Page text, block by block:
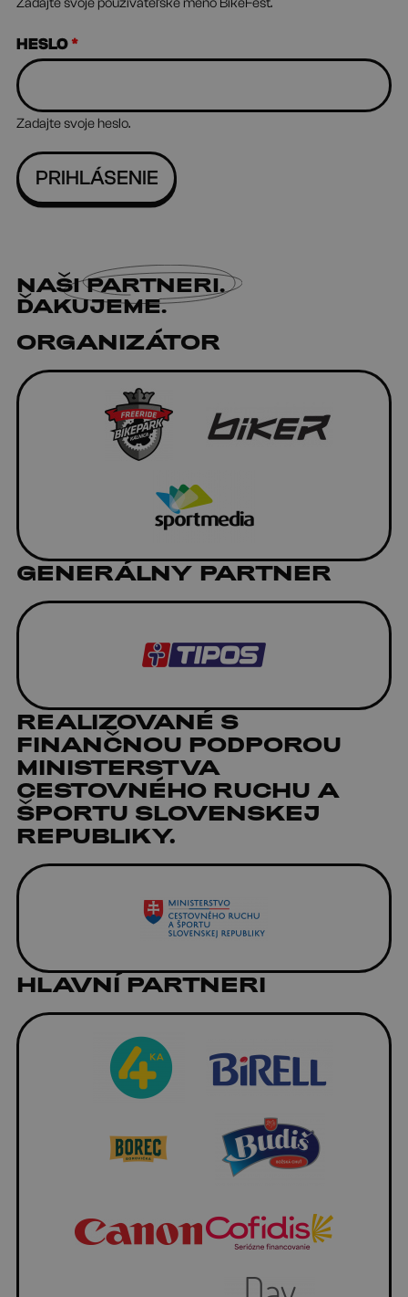
HESLO*
Zadajte svoje heslo.
NAŠIPARTNERI.
ĎAKUJEME.
ORGANIZÁTOR
GENERÁLNY PARTNER
REALIZOVANÉ S
FINANČNOU PODPOROU
MINISTERSTVA
CESTOVNÉHO RUCHU A
ŠPORTU SLOVENSKEJ
REPUBLIKY.
HLAVNÍ PARTNERI